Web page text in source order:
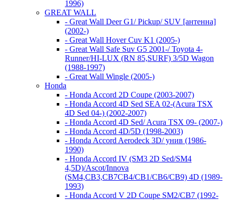
1996)
GREAT WALL
- Great Wall Deer G1/ Pickup/ SUV [антенна]
(2002-)
- Great Wall Hover Cuv K1 (2005-)
- Great Wall Safe Suv G5 2001-/ Toyota 4-
Runner/HI-LUX (RN 85,SURF) 3/5D Wagon
(1988-1997)
- Great Wall Wingle (2005-)
Honda
- Honda Accord 2D Coupe (2003-2007)
- Honda Accord 4D Sed SEA 02-(Acura TSX
4D Sed 04-) (2002-2007)
- Honda Accord 4D Sed/ Acura TSX 09- (2007-)
- Honda Accord 4D/5D (1998-2003)
- Honda Accord Aerodeck 3D/ унив (1986-
1990)
- Honda Accord IV (SM3 2D Sed/SM4
4,5D)/Ascot/Innova
(SM4,CB3,CB7CB4/CB1/CB6/CB9) 4D (1989-
1993)
- Honda Accord V 2D Coupe SM2/CB7 (1992-